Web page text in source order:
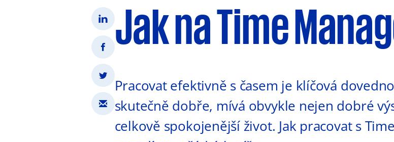
Jak na Time
Pracovat efektivně s časem je klíčová
skutečně dobře, mívá obvykle nejen dobré
celkově spokojenější život. Jak pracovat s